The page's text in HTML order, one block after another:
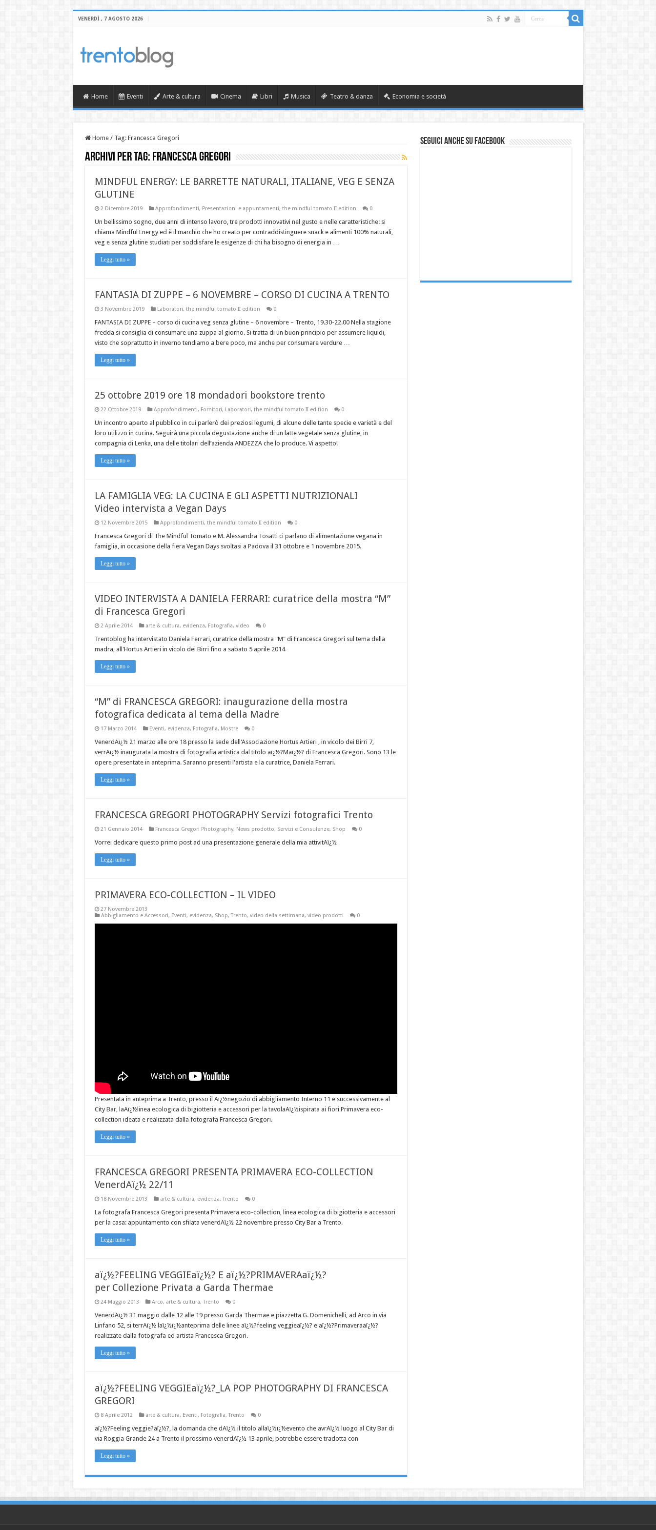
VENERDÌ , 7 AGOSTO 2026
Home Eventi Arte & cultura Cinema Libri Musica Teatro & danza Economia e società
Home / Tag: Francesca Gregori
Archivi per tag: Francesca Gregori
MINDFUL ENERGY: LE BARRETTE NATURALI, ITALIANE, VEG E SENZA
GLUTINE
2 Dicembre 2019 Approfondimenti, Presentazioni e appuntamenti, the mindful tomato II edition 0
Un bellissimo sogno, due anni di intenso lavoro, tre prodotti innovativi nel gusto e nelle caratteristiche: si
chiama Mindful Energy ed è il marchio che ho creato per contraddistinguere snack e alimenti 100% naturali,
veg e senza glutine studiati per soddisfare le esigenze di chi ha bisogno di energia in …
Leggi tutto »
FANTASIA DI ZUPPE – 6 NOVEMBRE – CORSO DI CUCINA A TRENTO
3 Novembre 2019 Laboratori, the mindful tomato II edition 0
FANTASIA DI ZUPPE – corso di cucina veg senza glutine – 6 novembre – Trento, 19.30-22.00 Nella stagione
fredda si consiglia di consumare una zuppa al giorno. Si tratta di un buon principio per assumere liquidi,
visto che soprattutto in inverno tendiamo a bere poco, ma anche per consumare verdure …
Leggi tutto »
25 ottobre 2019 ore 18 mondadori bookstore trento
22 Ottobre 2019 Approfondimenti, Fornitori, Laboratori, the mindful tomato II edition 0
Un incontro aperto al pubblico in cui parlerò dei preziosi legumi, di alcune delle tante specie e varietà e del
loro utilizzo in cucina. Seguirà una piccola degustazione anche di un latte vegetale senza glutine, in
compagnia di Lenka, una delle titolari dell’azienda ANDEZZA che lo produce. Vi aspetto!
Leggi tutto »
LA FAMIGLIA VEG: LA CUCINA E GLI ASPETTI NUTRIZIONALI
Video intervista a Vegan Days
12 Novembre 2015 Approfondimenti, the mindful tomato II edition 0
Francesca Gregori di The Mindful Tomato e M. Alessandra Tosatti ci parlano di alimentazione vegana in
famiglia, in occasione della fiera Vegan Days svoltasi a Padova il 31 ottobre e 1 novembre 2015.
Leggi tutto »
VIDEO INTERVISTA A DANIELA FERRARI: curatrice della mostra “M”
di Francesca Gregori
2 Aprile 2014 arte & cultura, evidenza, Fotografia, video 0
Trentoblog ha intervistato Daniela Ferrari, curatrice della mostra "M" di Francesca Gregori sul tema della
madra, all'Hortus Artieri in vicolo dei Birri fino a sabato 5 aprile 2014
Leggi tutto »
“M” di FRANCESCA GREGORI: inaugurazione della mostra
fotografica dedicata al tema della Madre
17 Marzo 2014 Eventi, evidenza, Fotografia, Mostre 0
VenerdAï¿½ 21 marzo alle ore 18 presso la sede dell'Associazione Hortus Artieri , in vicolo dei Birri 7,
verrAï¿½ inaugurata la mostra di fotografia artistica dal titolo aï¿½?Maï¿½? di Francesca Gregori. Sono 13 le
opere presentate in anteprima. Saranno presenti l'artista e la curatrice, Daniela Ferrari.
Leggi tutto »
FRANCESCA GREGORI PHOTOGRAPHY Servizi fotografici Trento
21 Gennaio 2014 Francesca Gregori Photography, News prodotto, Servizi e Consulenze, Shop 0
Vorrei dedicare questo primo post ad una presentazione generale della mia attivitAï¿½
Leggi tutto »
PRIMAVERA ECO-COLLECTION – IL VIDEO
27 Novembre 2013
Abbigliamento e Accessori, Eventi, evidenza, Shop,Trento, video della settimana, video prodotti 0
Presentata in anteprima a Trento, presso il Aï¿½negozio di abbigliamento Interno 11 e successivamente al
City Bar, laAï¿½linea ecologica di bigiotteria e accessori per la tavolaAï¿½ispirata ai fiori Primavera eco-
collection ideata e realizzata dalla fotografa Francesca Gregori.
Leggi tutto »
FRANCESCA GREGORI PRESENTA PRIMAVERA ECO-COLLECTION
VenerdAï¿½ 22/11
18 Novembre 2013 arte & cultura, evidenza,Trento 0
La fotografa Francesca Gregori presenta Primavera eco-collection, linea ecologica di bigiotteria e accessori
per la casa: appuntamento con sfilata venerdAï¿½ 22 novembre presso City Bar a Trento.
Leggi tutto »
aï¿½?FEELING VEGGIEaï¿½? E aï¿½?PRIMAVERAaï¿½?
per Collezione Privata a Garda Thermae
24 Maggio 2013 Arco, arte & cultura,Trento 0
VenerdAï¿½ 31 maggio dalle 12 alle 19 presso Garda Thermae e piazzetta G. Domenichelli, ad Arco in via
Linfano 52, si terrAï¿½ laï¿½ï¿½anteprima delle linee aï¿½?feeling veggieaï¿½? e aï¿½?Primaveraaï¿½?
realizzate dalla fotografa ed artista Francesca Gregori.
Leggi tutto »
aï¿½?FEELING VEGGIEaï¿½?_LA POP PHOTOGRAPHY DI FRANCESCA
GREGORI
8 Aprile 2012 arte & cultura, Eventi, Fotografia,Trento 0
aï¿½?Feeling veggie?aï¿½?, la domanda che dAï¿½ il titolo allaï¿½ï¿½evento che avrAï¿½ luogo al City Bar di
via Roggia Grande 24 a Trento il prossimo venerdAï¿½ 13 aprile, potrebbe essere tradotta con
Leggi tutto »
Seguici anche su Facebook